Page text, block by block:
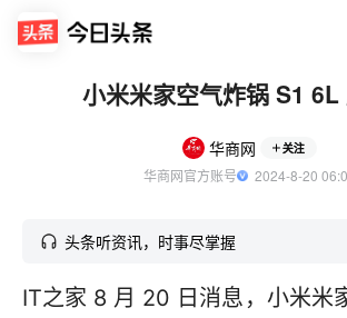
小米米家空气炸锅 S1 6L
华商网 关注
华商网官方账号
2024-8-20
头条听资讯，时事尽掌握
IT之家 8 月 20 日消息，小米米